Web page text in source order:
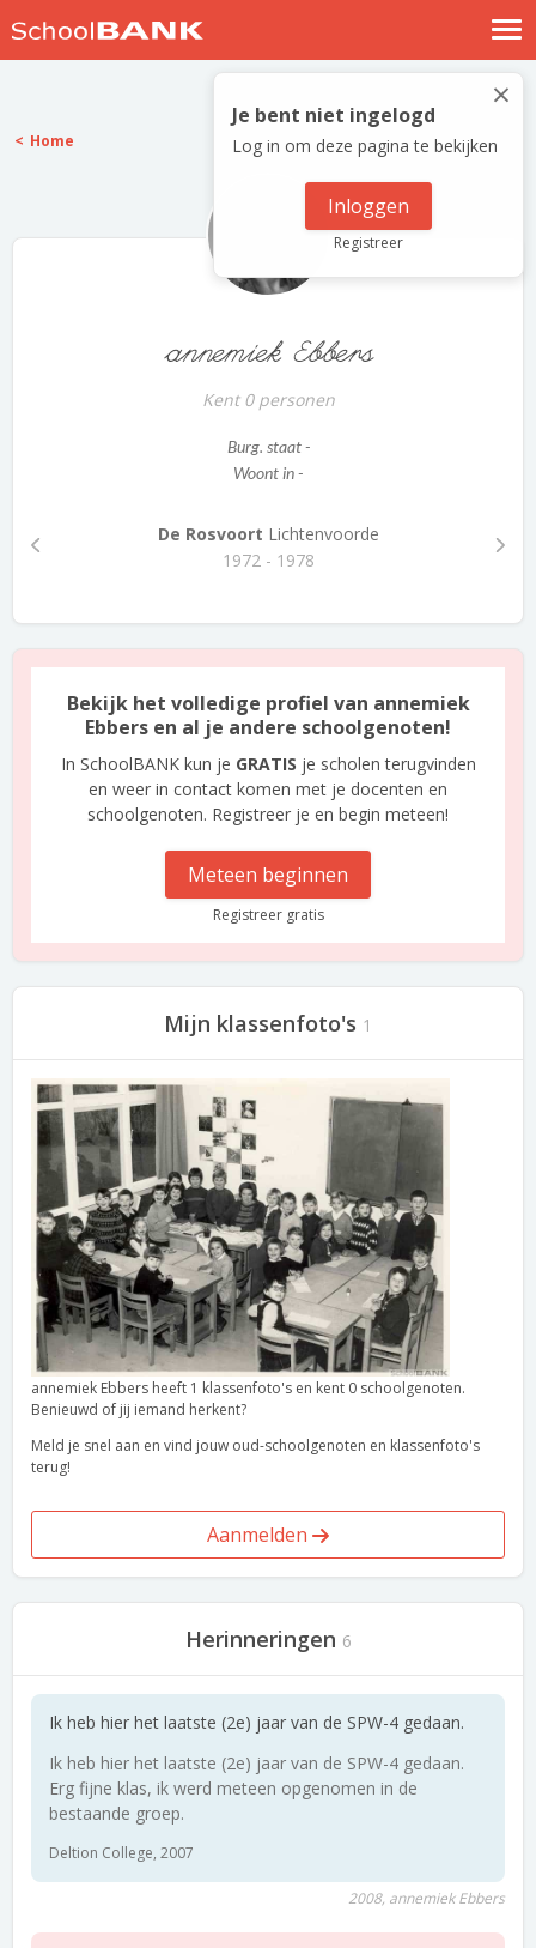
Nostalgische verhalen
Log in
Meld je gratis aan
×
Je bent niet ingelogd
Log in om deze pagina te bekijken
Inloggen
Registreer
Home
annemiek Ebbers
Kent 0 personen
Burg. staat -
Woont in -
De Rosvoort Lichtenvoorde
1972 - 1978
Bekijk het volledige profiel van annemiek
Ebbers en al je andere schoolgenoten!
In SchoolBANK kun je GRATIS je scholen terugvinden
en weer in contact komen met je docenten en
schoolgenoten. Registreer je en begin meteen!
Meteen beginnen
Registreer gratis
Mijn klassenfoto's 1
annemiek Ebbers heeft 1 klassenfoto's en kent 0 schoolgenoten.
Benieuwd of jij iemand herkent?
Meld je snel aan en vind jouw oud-schoolgenoten en klassenfoto's
terug!
Aanmelden
Herinneringen 6
Ik heb hier het laatste (2e) jaar van de SPW-4 gedaan.
Ik heb hier het laatste (2e) jaar van de SPW-4 gedaan.
Erg fijne klas, ik werd meteen opgenomen in de
bestaande groep.
Deltion College, 2007
2008, annemiek Ebbers